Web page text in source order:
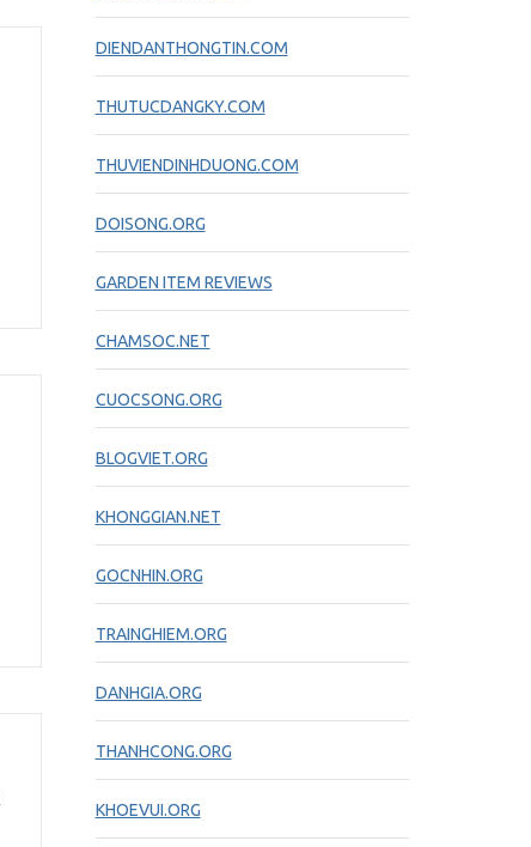
DIENDANTHONGTIN.COM
THUTUCDANGKY.COM
THUVIENDINHDUONG.COM
DOISONG.ORG
GARDEN ITEM REVIEWS
CHAMSOC.NET
CUOCSONG.ORG
BLOGVIET.ORG
KHONGGIAN.NET
GOCNHIN.ORG
TRAINGHIEM.ORG
DANHGIA.ORG
THANHCONG.ORG
KHOEVUI.ORG